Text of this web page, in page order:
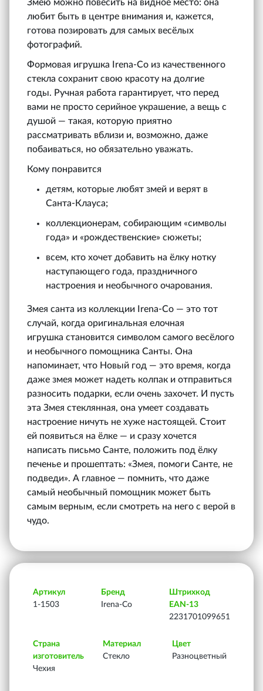
Змею можно повесить на видное место: она
любит быть в центре внимания и, кажется,
готова позировать для самых весёлых
фотографий.
Формовая игрушка Irena-Co из качественного
стекла сохранит свою красоту на долгие
годы. Ручная работа гарантирует, что перед
вами не просто серийное украшение, а вещь с
душой — такая, которую приятно
рассматривать вблизи и, возможно, даже
побаиваться, но обязательно уважать.
Кому понравится
детям, которые любят змей и верят в
Санта-Клауса;
коллекционерам, собирающим «символы
года» и «рождественские» сюжеты;
всем, кто хочет добавить на ёлку нотку
наступающего года, праздничного
настроения и необычного очарования.
Змея санта из коллекции Irena-Co — это тот
случай, когда оригинальная елочная
игрушка становится символом самого весёлого
и необычного помощника Санты. Она
напоминает, что Новый год — это время, когда
даже змея может надеть колпак и отправиться
разносить подарки, если очень захочет. И пусть
эта Змея стеклянная, она умеет создавать
настроение ничуть не хуже настоящей. Стоит
ей появиться на ёлке — и сразу хочется
написать письмо Санте, положить под ёлку
печенье и прошептать: «Змея, помоги Санте, не
подведи». А главное — помнить, что даже
самый необычный помощник может быть
самым верным, если смотреть на него с верой в
чудо.
Артикул
1-1503
Бренд
Irena-Co
Штрихкод
EAN-13
2231701099651
Страна
изготовитель
Чехия
Материал
Стекло
Цвет
Разноцветный